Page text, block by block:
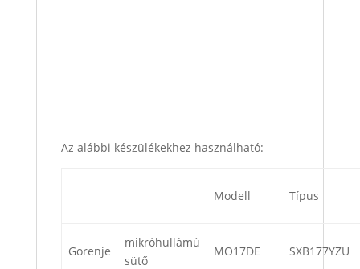
Az alábbi készülékekhez használható:
Modell Típus
Gorenje
mikróhullámú
sütő
MO17DE SXB177YZU